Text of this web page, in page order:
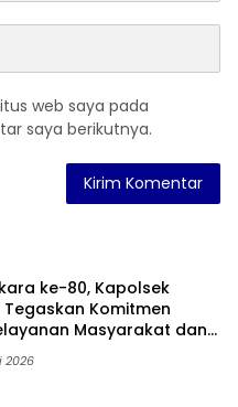
web saya pada
saya berikutnya.
ke-80, Kapolsek
Komitmen
Masyarakat dan
2026